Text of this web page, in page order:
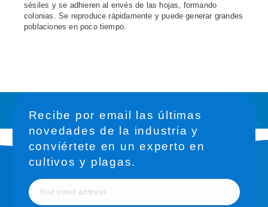
sésiles y se adhieren al envés de las hojas, formando
colonias. Se reproduce rápidamente y puede generar grandes
poblaciones en poco tiempo.
Recibe por email las últimas
novedades de la industria y
conviértete en un experto en
cultivos y plagas.